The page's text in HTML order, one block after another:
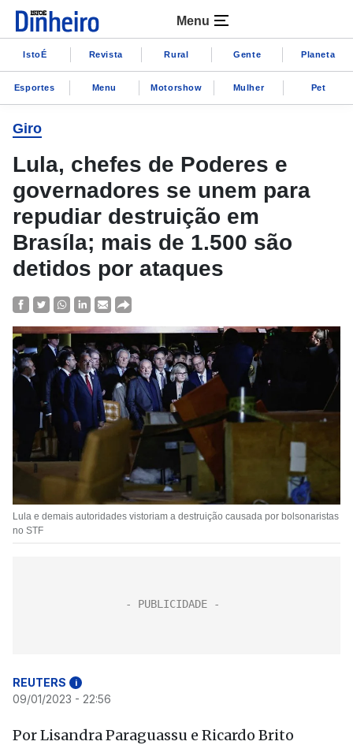
Menu
IstoÉ Revista Rural Gente Planeta
Esportes Menu Motorshow Mulher Pet
Giro
Lula, chefes de Poderes e
governadores se unem para
repudiar destruição em
Brasíla; mais de 1.500 são
detidos por ataques
Lula e demais autoridades vistoriam a destruição causada por bolsonaristas
no STF
REUTERS i
09/01/2023 - 22:56
Por Lisandra Paraguassu e Ricardo Brito